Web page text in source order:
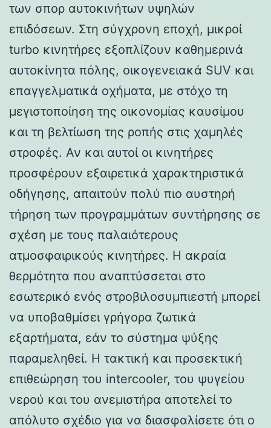
των σπορ αυτοκινήτων υψηλών
επιδόσεων. Στη σύγχρονη εποχή, μικροί
turbo κινητήρες εξοπλίζουν καθημερινά
αυτοκίνητα πόλης, οικογενειακά SUV και
επαγγελματικά οχήματα, με στόχο τη
μεγιστοποίηση της οικονομίας καυσίμου
και τη βελτίωση της ροπής στις χαμηλές
στροφές. Αν και αυτοί οι κινητήρες
προσφέρουν εξαιρετικά χαρακτηριστικά
οδήγησης, απαιτούν πολύ πιο αυστηρή
τήρηση των προγραμμάτων συντήρησης σε
σχέση με τους παλαιότερους
ατμοσφαιρικούς κινητήρες. Η ακραία
θερμότητα που αναπτύσσεται στο
εσωτερικό ενός στροβιλοσυμπιεστή μπορεί
να υποβαθμίσει γρήγορα ζωτικά
εξαρτήματα, εάν το σύστημα ψύξης
παραμεληθεί. Η τακτική και προσεκτική
επιθεώρηση του intercooler, του ψυγείου
νερού και του ανεμιστήρα αποτελεί το
απόλυτο σχέδιο για να διασφαλίσετε ότι ο